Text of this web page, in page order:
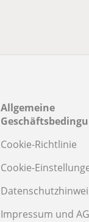
Allgemeine
Cookie-Richtlinie
Cookie-
Impressum und